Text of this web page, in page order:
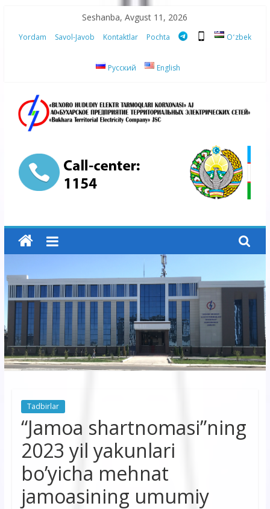
content
Seshanba, Avgust 11, 2026
Yordam Savol-Javob Kontaktlar Pochta Oʻzbek
Русский English
“Buxoro
hududiy
elektr
tarmoqlari
korxonasi”
AJ
“Buxoro
hududiy
korxonasi”
Tadbirlar
“Jamoa shartnomasi”ning
2023 yil yakunlari
bo’yicha mehnat
jamoasining umumiy